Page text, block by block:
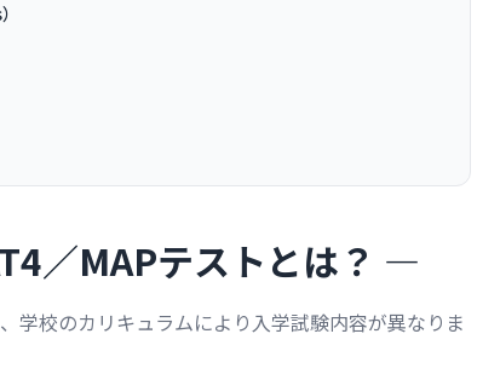
／MAPテストとは？ ―
学校のカリキュラムにより入学試験内容が異なりま